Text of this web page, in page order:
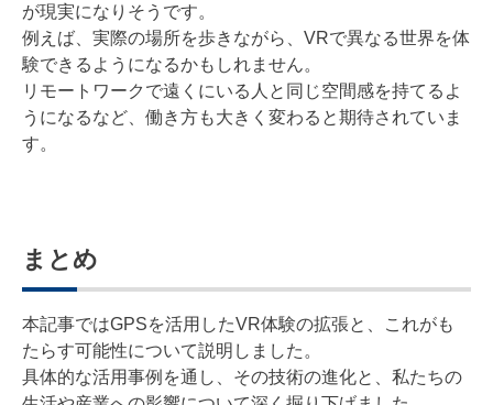
が現実になりそうです。
例えば、実際の場所を歩きながら、VRで異なる世界を体
験できるようになるかもしれません。
リモートワークで遠くにいる人と同じ空間感を持てるよ
うになるなど、働き方も大きく変わると期待されていま
す。
まとめ
本記事ではGPSを活用したVR体験の拡張と、これがも
たらす可能性について説明しました。
具体的な活用事例を通し、その技術の進化と、私たちの